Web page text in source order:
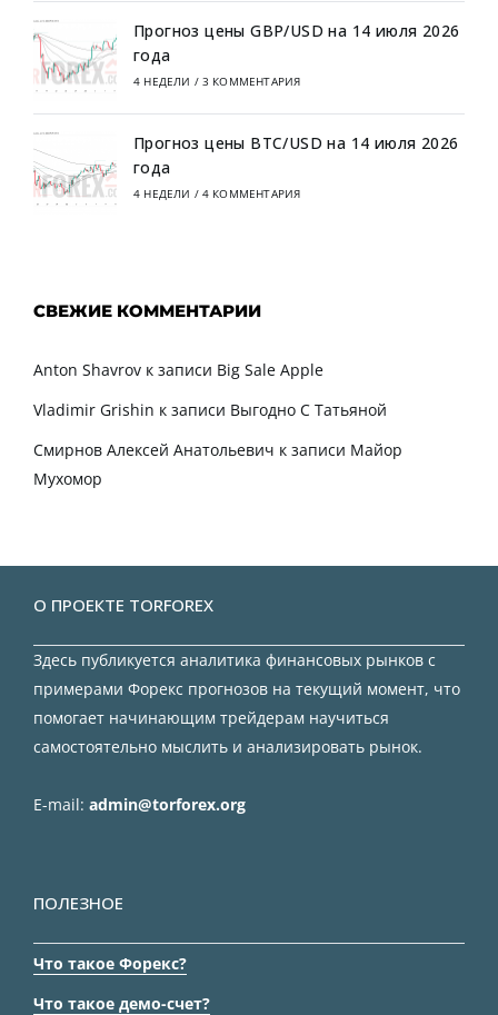
Прогноз цены GBP/USD на 14 июля 2026
года
4 НЕДЕЛИ / 3 КОММЕНТАРИЯ
Прогноз цены BTC/USD на 14 июля 2026
года
4 НЕДЕЛИ / 4 КОММЕНТАРИЯ
СВЕЖИЕ КОММЕНТАРИИ
Anton Shavrov к записи Big Sale Apple
Vladimir Grishin к записи Выгодно С Татьяной
Смирнов Алексей Анатольевич к записи Майор
Мухомор
О ПРОЕКТЕ TORFOREX
Здесь публикуется аналитика финансовых рынков с
примерами Форекс прогнозов на текущий момент, что
помогает начинающим трейдерам научиться
самостоятельно мыслить и анализировать рынок.
E-mail: admin@torforex.org
ПОЛЕЗНОЕ
Что такое Форекс?
Что такое демо-счет?